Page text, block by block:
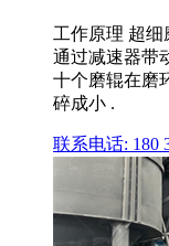
工作原理 超
通过减速器带
十个磨辊在磨
碎成小 .
联系电话: 180